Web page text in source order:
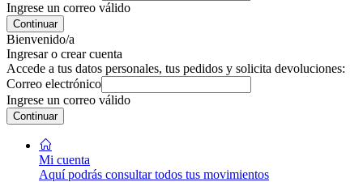
Ingrese un correo válido
Continuar
Bienvenido/a
Ingresar o crear cuenta
Accede a tus datos personales, tus pedidos y solicita devoluciones:
Correo electrónico
Ingrese un correo válido
Continuar
Mi cuenta
Aquí podrás consultar todos tus movimientos